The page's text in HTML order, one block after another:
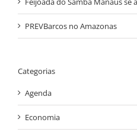
PREVBarcos no Amazonas
Categorias
Agenda
Economia